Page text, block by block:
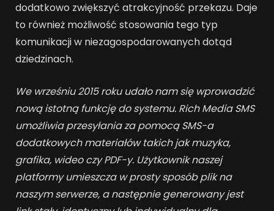
dodatkowo zwiększyć atrakcyjność przekazu. Daje
to również możliwość stosowania tego typ
komunikacji w niezagospodarowanych dotąd
dziedzinach.
We wrześniu 2015 roku udało nam się wprowadzić
nową istotną funkcję do systemu. Rich Media SMS
umożliwia przesyłania za pomocą SMS-a
dodatkowych materiałów takich jak muzyka,
grafika, wideo czy PDF-y. Użytkownik naszej
platformy umieszcza w prosty sposób plik na
naszym serwerze, a następnie generowany jest